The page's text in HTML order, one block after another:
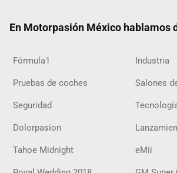
En Motorpasión México hablamos
Fórmula1 Industria
Pruebas de coches Salones
Seguridad
Dolorpasion
Tahoe Midnight eMii